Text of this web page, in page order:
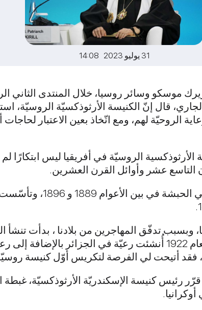
31 يوليو 2023 14:08
موسكو وسائر روسيا، خلال المنتدى
قال إنّ الكنيسة الأرثوذكسيّة الروسيّة،
الروحيّة لهم، ومع اتّخاذ بعين الاعتبار
الروسيّة في أفريقيا ليس ابتكارًا
التاسع عشر وأوائل القرن العشرين.
ووفقا لكلامه، فقد تمّ بناء
تدفّق المهاجرين من بلادنا ، بدأت تنشأ
العام 1920 كُرّست كنيسة في تونس، وفي العام 1922 أُنشئت رعيّة في
صرّح قداسته بمرارة أنّه في العام 2019، قرّر رئيس كنيسة الإسكندريّة